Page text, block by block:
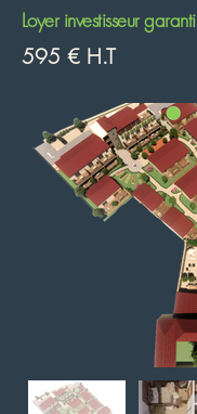
Loyer investisseur garanti
595 € H.T